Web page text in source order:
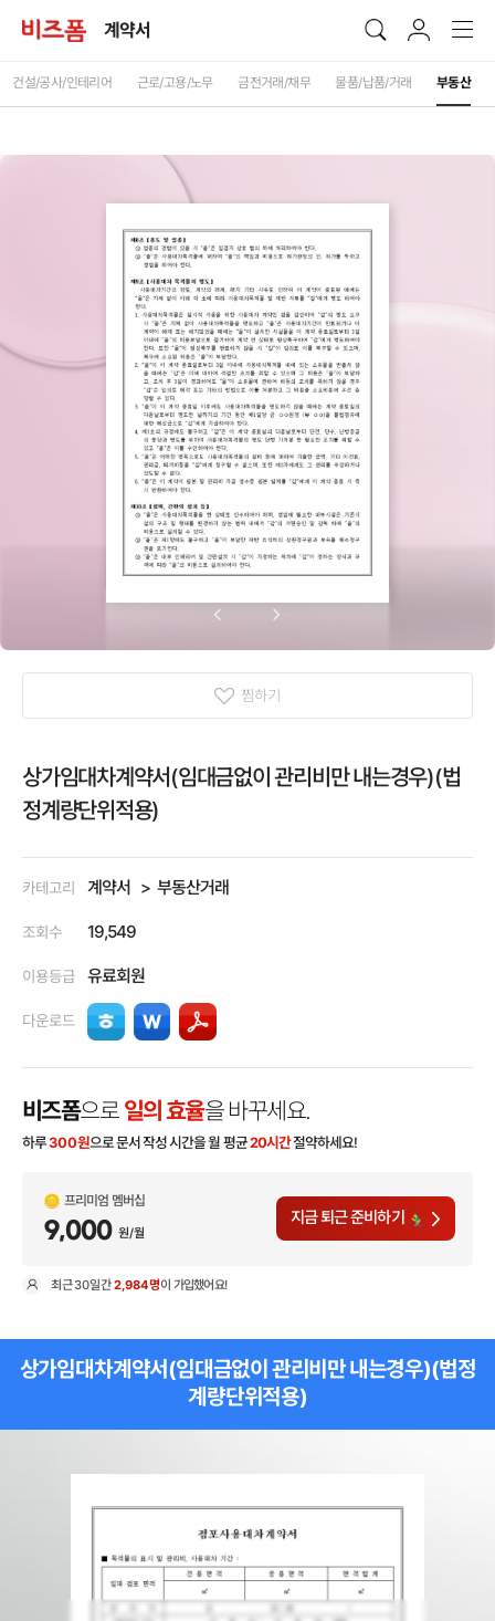
계약서
건설/공사/인테리어 근로/고용/노무 금전거래/채무 물품/납품/거래 부동산
찜하기
상가임대차계약서(임대금없이 관리비만 내는경우)(법
정계량단위적용)
카테고리 계약서 부동산거래
조회수 19,549
이용등급 유료회원
다운로드
비즈폼으로 일의 효율을 바꾸세요.
하루300원으로 문서 작성 시간을 월 평균20시간절약하세요!
프리미엄 멤버십
9,000 원/월
지금 퇴근 준비하기
최근30일간2,984명이 가입했어요!
상가임대차계약서(임대금없이 관리비만 내는경우)(법정
계량단위적용)